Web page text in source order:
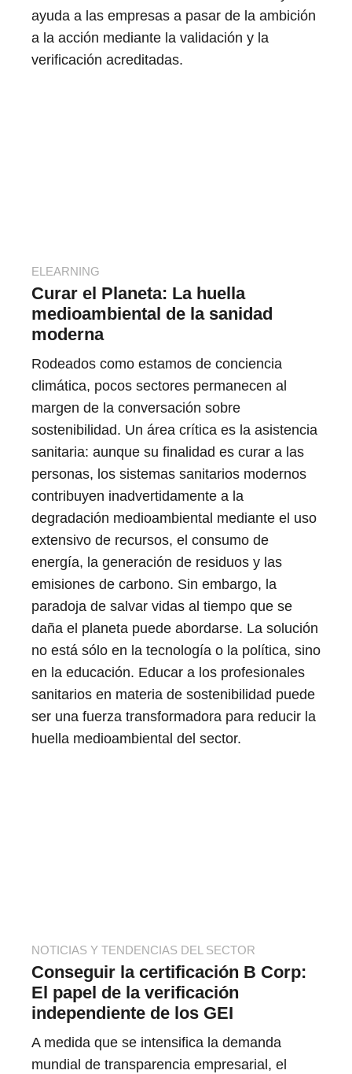
ayuda a las empresas a pasar de la ambición
a la acción mediante la validación y la
verificación acreditadas.
ELEARNING
Curar el Planeta: La huella
medioambiental de la sanidad
moderna
Rodeados como estamos de conciencia
climática, pocos sectores permanecen al
margen de la conversación sobre
sostenibilidad. Un área crítica es la asistencia
sanitaria: aunque su finalidad es curar a las
personas, los sistemas sanitarios modernos
contribuyen inadvertidamente a la
degradación medioambiental mediante el uso
extensivo de recursos, el consumo de
energía, la generación de residuos y las
emisiones de carbono. Sin embargo, la
paradoja de salvar vidas al tiempo que se
daña el planeta puede abordarse. La solución
no está sólo en la tecnología o la política, sino
en la educación. Educar a los profesionales
sanitarios en materia de sostenibilidad puede
ser una fuerza transformadora para reducir la
huella medioambiental del sector.
NOTICIAS Y TENDENCIAS DEL SECTOR
Conseguir la certificación B Corp:
El papel de la verificación
independiente de los GEI
A medida que se intensifica la demanda
mundial de transparencia empresarial, el